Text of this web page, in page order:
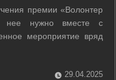
премии «Волонтер
нее нужно вместе с
мероприятие вряд
29.04.2025